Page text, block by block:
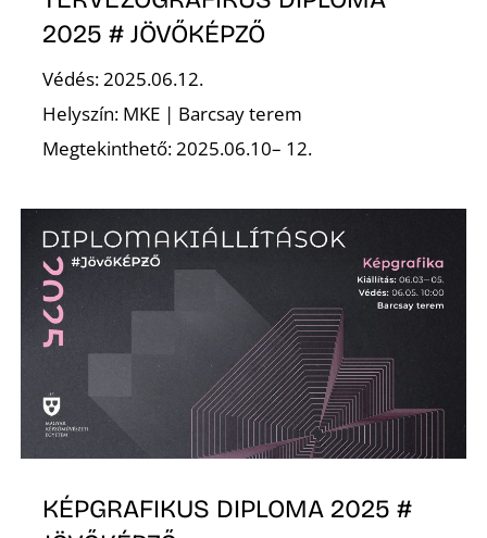
2025 # JÖVŐKÉPZŐ
Védés: 2025.06.12.
Helyszín: MKE | Barcsay terem
Megtekinthető: 2025.06.10– 12.
KÉPGRAFIKUS DIPLOMA 2025 #